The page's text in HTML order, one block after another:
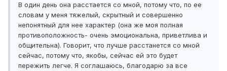
В один день она расстается со мной, потому что, по ее
словам у меня тяжелый, скрытный и совершенно
непонятный для нее характер (она же моя полная
противоположность- очень эмоциональна, приветлива и
общительна). Говорит, что лучше расстанется со мной
сейчас, потому что, якобы, сейчас ей это будет
пережить легче. Я соглашаюсь, благодарю за все